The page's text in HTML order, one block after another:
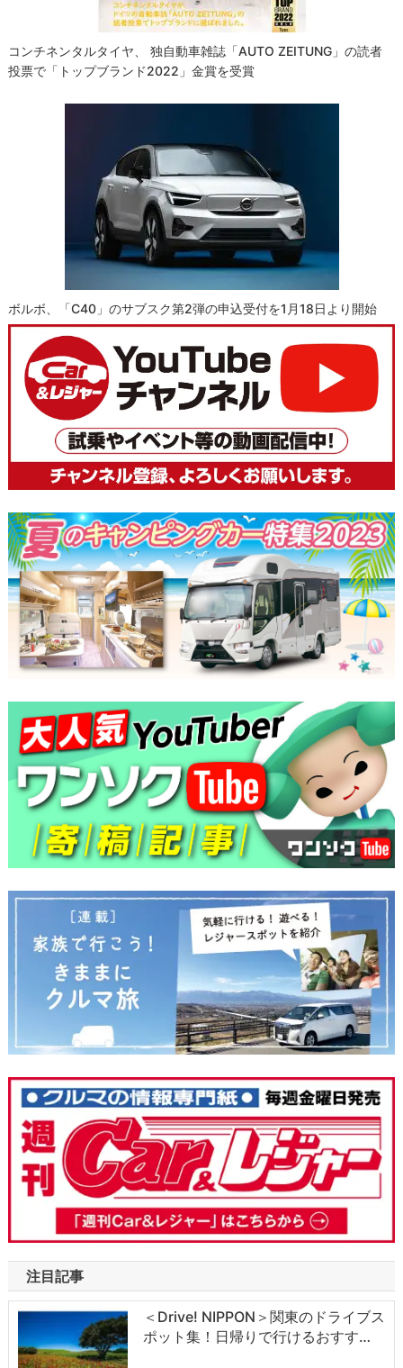
コンチネンタルタイヤ、 独自動車雑誌「AUTO ZEITUNG」の読者
投票で「トップブランド2022」金賞を受賞
ボルボ、「C40」のサブスク第2弾の申込受付を1月18日より開始
注目記事
＜Drive! NIPPON＞関東のドライブス
ポット集！日帰りで行けるおすす…